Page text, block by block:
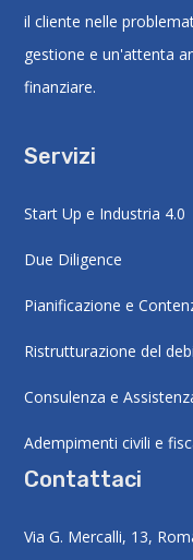
il cliente nelle
gestione e un'attenta
finanziare.
Servizi
Start Up e Industria 4.0
Due Diligence
Pianificazione e
Ristrutturazione del
Consulenza e
Adempimenti civili e
Contattaci
Via G. Mercalli, 13,